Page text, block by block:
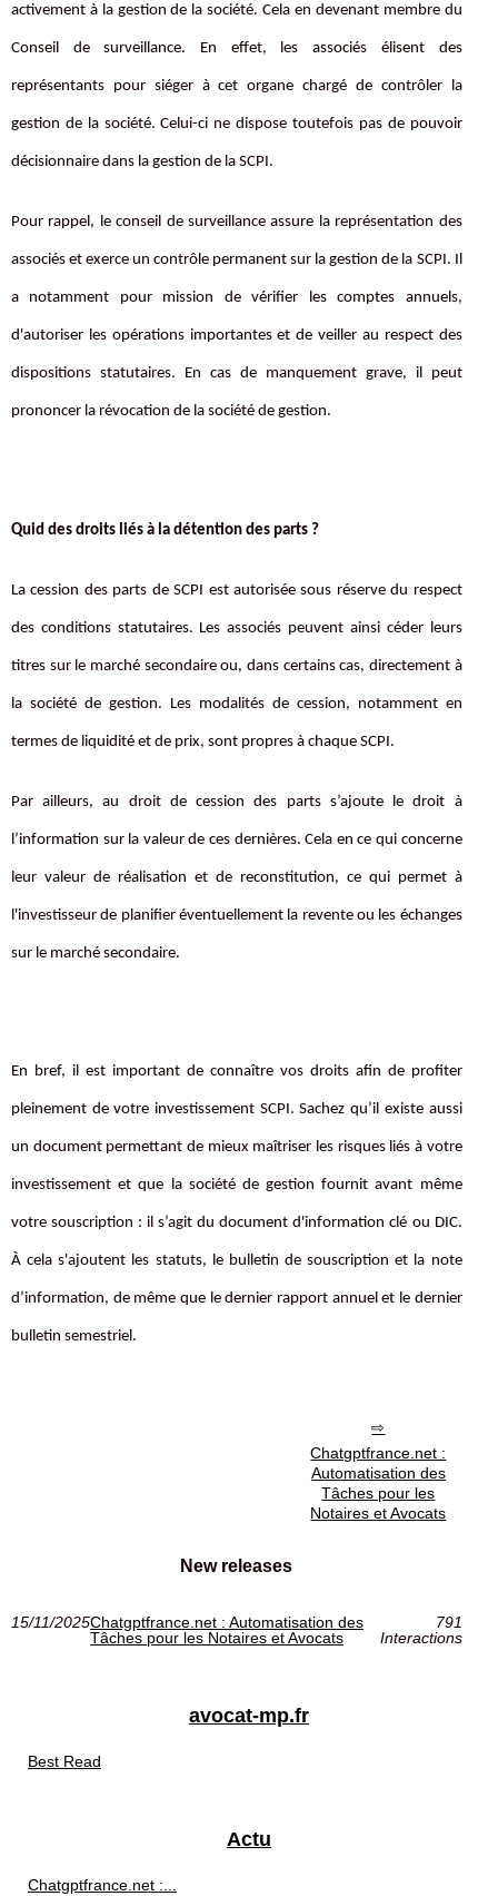
activement à la gestion de la société. Cela en devenant membre du
Conseil de surveillance. En effet, les associés élisent des
représentants pour siéger à cet organe chargé de contrôler la
gestion de la société. Celui-ci ne dispose toutefois pas de pouvoir
décisionnaire dans la gestion de la SCPI.
Pour rappel, le conseil de surveillance assure la représentation des
associés et exerce un contrôle permanent sur la gestion de la SCPI. Il
a notamment pour mission de vérifier les comptes annuels,
d'autoriser les opérations importantes et de veiller au respect des
dispositions statutaires. En cas de manquement grave, il peut
prononcer la révocation de la société de gestion.
Quid des droits liés à la détention des parts ?
La cession des parts de SCPI est autorisée sous réserve du respect
des conditions statutaires. Les associés peuvent ainsi céder leurs
titres sur le marché secondaire ou, dans certains cas, directement à
la société de gestion. Les modalités de cession, notamment en
termes de liquidité et de prix, sont propres à chaque SCPI.
Par ailleurs, au droit de cession des parts s’ajoute le droit à
l’information sur la valeur de ces dernières. Cela en ce qui concerne
leur valeur de réalisation et de reconstitution, ce qui permet à
l'investisseur de planifier éventuellement la revente ou les échanges
sur le marché secondaire.
En bref, il est important de connaître vos droits afin de profiter
pleinement de votre investissement SCPI. Sachez qu’il existe aussi
un document permettant de mieux maîtriser les risques liés à votre
investissement et que la société de gestion fournit avant même
votre souscription : il s’agit du document d'information clé ou DIC.
À cela s'ajoutent les statuts, le bulletin de souscription et la note
d’information, de même que le dernier rapport annuel et le dernier
bulletin semestriel.
Chatgptfrance.net :
Automatisation des
Tâches pour les
Notaires et Avocats
New releases
15/11/2025Chatgptfrance.net : Automatisation des
Tâches pour les Notaires et Avocats
791
Interactions
avocat-mp.fr
Best Read
Actu
Chatgptfrance.net :...